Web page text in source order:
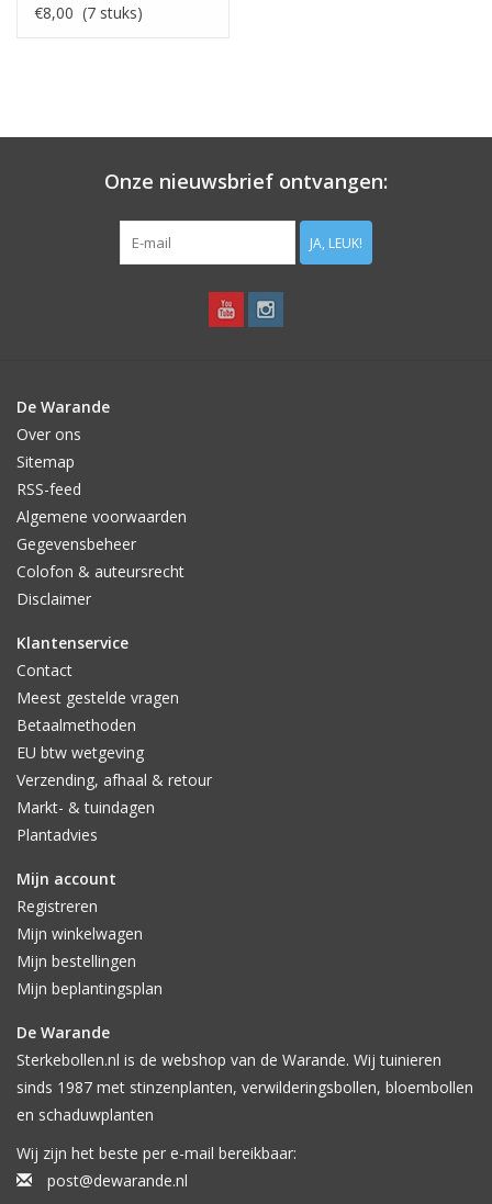
€8,00 (7 stuks)
Onze nieuwsbrief ontvangen:
JA, LEUK!
De Warande
Over ons
Sitemap
RSS-feed
Algemene voorwaarden
Gegevensbeheer
Colofon & auteursrecht
Disclaimer
Klantenservice
Contact
Meest gestelde vragen
Betaalmethoden
EU btw wetgeving
Verzending, afhaal & retour
Markt- & tuindagen
Plantadvies
Mijn account
Registreren
Mijn winkelwagen
Mijn bestellingen
Mijn beplantingsplan
De Warande
Sterkebollen.nl is de webshop van de Warande. Wij tuinieren
sinds 1987 met stinzenplanten, verwilderingsbollen, bloembollen
en schaduwplanten
Wij zijn het beste per e-mail bereikbaar:
post@dewarande.nl